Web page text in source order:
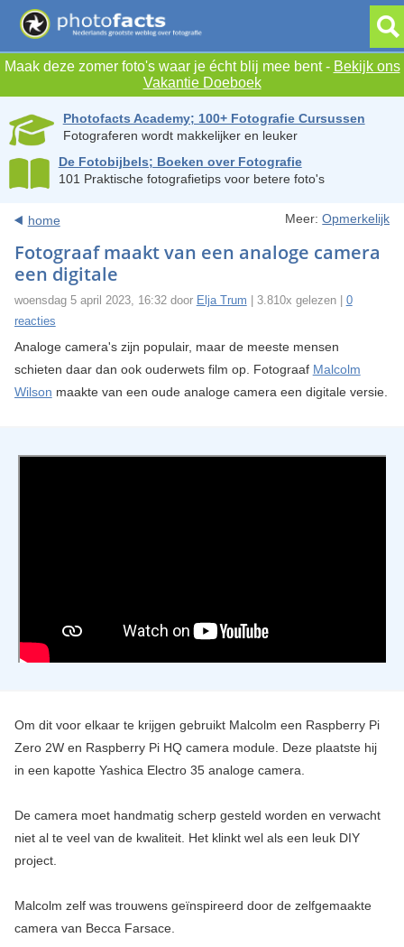
Maak deze zomer foto's waar je écht blij mee bent - Bekijk ons
Vakantie Doeboek
Photofacts Academy; 100+ Fotografie Cursussen
Fotograferen wordt makkelijker en leuker
De Fotobijbels; Boeken over Fotografie
101 Praktische fotografietips voor betere foto's
home Meer:Opmerkelijk
Fotograaf maakt van een analoge camera
een digitale
woensdag 5 april 2023, 16:32 door Elja Trum | 3.810x gelezen | 0
reacties
Analoge camera's zijn populair, maar de meeste mensen
schieten daar dan ook ouderwets film op. Fotograaf Malcolm
Wilson maakte van een oude analoge camera een digitale versie.
Om dit voor elkaar te krijgen gebruikt Malcolm een Raspberry Pi
Zero 2W en Raspberry Pi HQ camera module. Deze plaatste hij
in een kapotte Yashica Electro 35 analoge camera.
De camera moet handmatig scherp gesteld worden en verwacht
niet al te veel van de kwaliteit. Het klinkt wel als een leuk DIY
project.
Malcolm zelf was trouwens geïnspireerd door de zelfgemaakte
camera van Becca Farsace.